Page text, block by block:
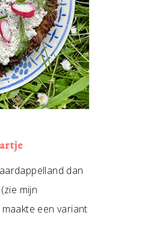
dan
mijn
een variant